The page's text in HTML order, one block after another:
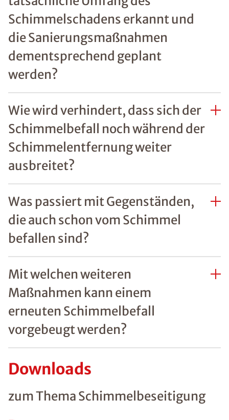
Schimmelschadens erkannt und
die Sanierungsmaßnahmen
dementsprechend geplant
werden?
Wie wird verhindert, dass sich der
Schimmelbefall noch während der
Schimmelentfernung weiter
ausbreitet?
Was passiert mit Gegenständen,
die auch schon vom Schimmel
befallen sind?
Mit welchen weiteren
Maßnahmen kann einem
erneuten Schimmelbefall
vorgebeugt werden?
Downloads
zum Thema Schimmelbeseitigung